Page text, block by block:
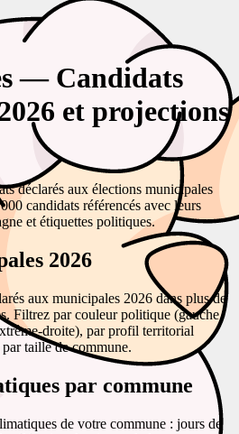
— Candidats
et projections
déclarés aux élections municipales
candidats référencés avec leurs
et étiquettes politiques.
2026
aux municipales 2026 dans plus de
Filtrez par couleur politique (gauche,
droite), par profil territorial
taille de commune.
par commune
de votre commune : jours de